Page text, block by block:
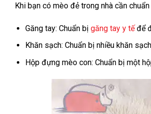
Khi bạn có mèo đẻ trong nhà cần
Găng tay: Chuẩn bị găng tay y tếđể
Khăn sạch: Chuẩn bị nhiều khăn
Hộp đựng mèo con: Chuẩn bị một